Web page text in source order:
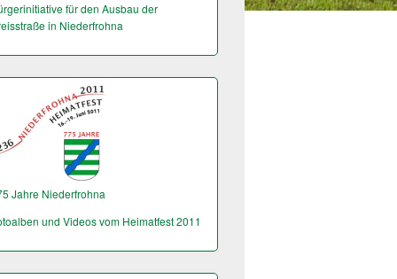
für den Ausbau der
in Niederfrohna
Jahre Niederfrohna
und Videos vom Heimatfest 2011